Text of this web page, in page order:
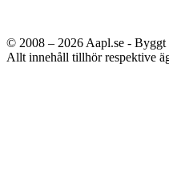
© 2008 – 2026 Aapl.se - Byggt
Allt innehåll tillhör respektive